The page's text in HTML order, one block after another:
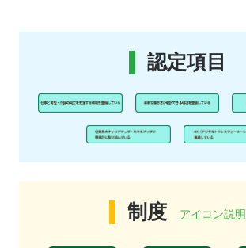
認定項目
制度 アイコン説明